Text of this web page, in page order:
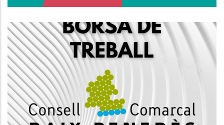
BORSA DE TREBALL Tècnic Mig Del
Servei D'atenció Integral LGBTI,
Grup A2.
S. socials